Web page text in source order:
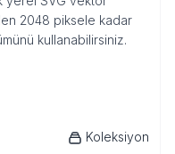
2048 piksele kadar
kullanabilirsiniz.
Koleksiyon